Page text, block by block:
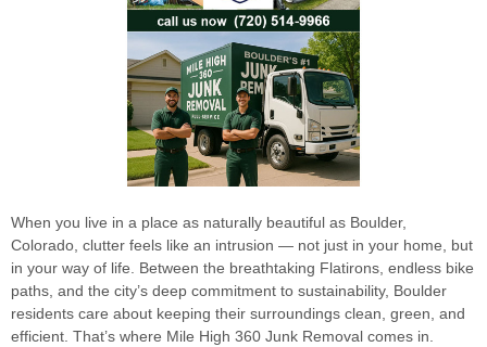
When you live in a place as naturally beautiful as Boulder,
Colorado, clutter feels like an intrusion — not just in your home, but
in your way of life. Between the breathtaking Flatirons, endless bike
paths, and the city’s deep commitment to sustainability, Boulder
residents care about keeping their surroundings clean, green, and
efficient. That’s where Mile High 360 Junk Removal comes in.